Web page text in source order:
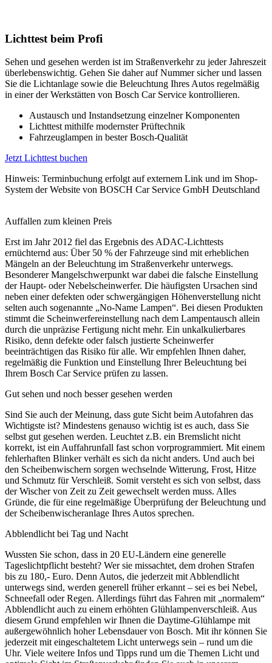
Lichttest beim Profi
Sehen und gesehen werden ist im Straßenverkehr zu jeder Jahreszeit
überlebenswichtig. Gehen Sie daher auf Nummer sicher und lassen
Sie die Lichtanlage sowie die Beleuchtung Ihres Autos regelmäßig
in einer der Werkstätten von Bosch Car Service kontrollieren.
Austausch und Instandsetzung einzelner Komponenten
Lichttest mithilfe modernster Prüftechnik
Fahrzeuglampen in bester Bosch-Qualität
Jetzt Lichttest buchen
Hinweis: Terminbuchung erfolgt auf externem Link und im Shop-
System der Website von BOSCH Car Service GmbH Deutschland
Auffallen zum kleinen Preis
Erst im Jahr 2012 fiel das Ergebnis des ADAC-Lichttests
ernüchternd aus: Über 50 % der Fahrzeuge sind mit erheblichen
Mängeln an der Beleuchtung im Straßenverkehr unterwegs.
Besonderer Mangelschwerpunkt war dabei die falsche Einstellung
der Haupt- oder Nebelscheinwerfer. Die häufigsten Ursachen sind
neben einer defekten oder schwergängigen Höhenverstellung nicht
selten auch sogenannte „No-Name Lampen“. Bei diesen Produkten
stimmt die Scheinwerfereinstellung nach dem Lampentausch allein
durch die unpräzise Fertigung nicht mehr. Ein unkalkulierbares
Risiko, denn defekte oder falsch justierte Scheinwerfer
beeinträchtigen das Risiko für alle. Wir empfehlen Ihnen daher,
regelmäßig die Funktion und Einstellung Ihrer Beleuchtung bei
Ihrem Bosch Car Service prüfen zu lassen.
Gut sehen und noch besser gesehen werden
Sind Sie auch der Meinung, dass gute Sicht beim Autofahren das
Wichtigste ist? Mindestens genauso wichtig ist es auch, dass Sie
selbst gut gesehen werden. Leuchtet z.B. ein Bremslicht nicht
korrekt, ist ein Auffahrunfall fast schon vorprogrammiert. Mit einem
fehlerhaften Blinker verhält es sich da nicht anders. Und auch bei
den Scheibenwischern sorgen wechselnde Witterung, Frost, Hitze
und Schmutz für Verschleiß. Somit versteht es sich von selbst, dass
der Wischer von Zeit zu Zeit gewechselt werden muss. Alles
Gründe, die für eine regelmäßige Überprüfung der Beleuchtung und
der Scheibenwischeranlage Ihres Autos sprechen.
Abblendlicht bei Tag und Nacht
Wussten Sie schon, dass in 20 EU-Ländern eine generelle
Tageslichtpflicht besteht? Wer sie missachtet, dem drohen Strafen
bis zu 180,- Euro. Denn Autos, die jederzeit mit Abblendlicht
unterwegs sind, werden generell früher erkannt – sei es bei Nebel,
Schneefall oder Regen. Allerdings führt das Fahren mit „normalem“
Abblendlicht auch zu einem erhöhten Glühlampenverschleiß. Aus
diesem Grund empfehlen wir Ihnen die Daytime-Glühlampe mit
außergewöhnlich hoher Lebensdauer von Bosch. Mit ihr können Sie
jederzeit mit eingeschaltetem Licht unterwegs sein – rund um die
Uhr. Viele weitere Infos und Tipps rund um die Themen Licht und